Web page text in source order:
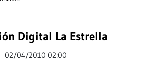
Digital La Estrella
02/04/2010 02:00